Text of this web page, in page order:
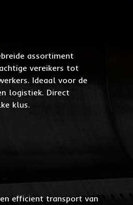
assortiment
vereikers tot
Ideaal voor de
logistiek. Direct
klus.
efficient transport van